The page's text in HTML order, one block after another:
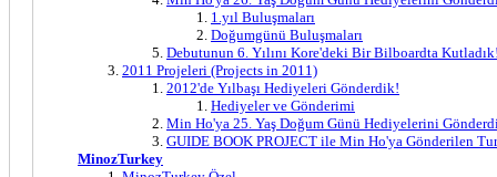
1.yıl Buluşmaları
Doğumgünü Buluşmaları
Debutunun 6. Yılını Kore'deki Bir Bilboardta Kutladık!
2011 Projeleri (Projects in 2011)
2012'de Yılbaşı Hediyeleri Gönderdik!
Hediyeler ve Gönderimi
Min Ho'ya 25. Yaş Doğum Günü Hediyelerini
GUIDE BOOK PROJECT ile Min Ho'ya Gönderilen
MinozTurkey